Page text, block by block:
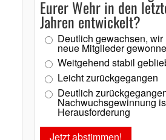
Eurer Wehr in den
Jahren entwickelt?
Deutlich gewachsen,
neue Mitglieder
Weitgehend stabil
Leicht zurückgegangen
Deutlich
Nachwuchsgewinnung
Herausforderung